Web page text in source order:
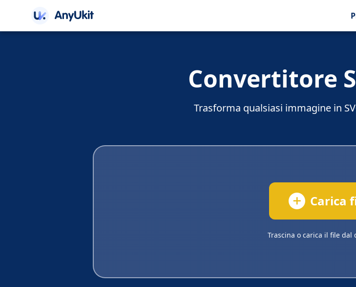
Convertitore
Trasforma qualsiasi immagine in
Carica
Trascina o carica il file dal